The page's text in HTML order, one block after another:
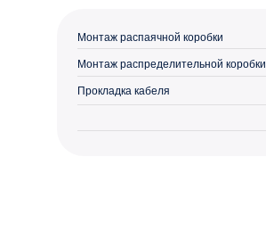
Монтаж распаячной коробки
Монтаж распределительной коробки
Прокладка кабеля